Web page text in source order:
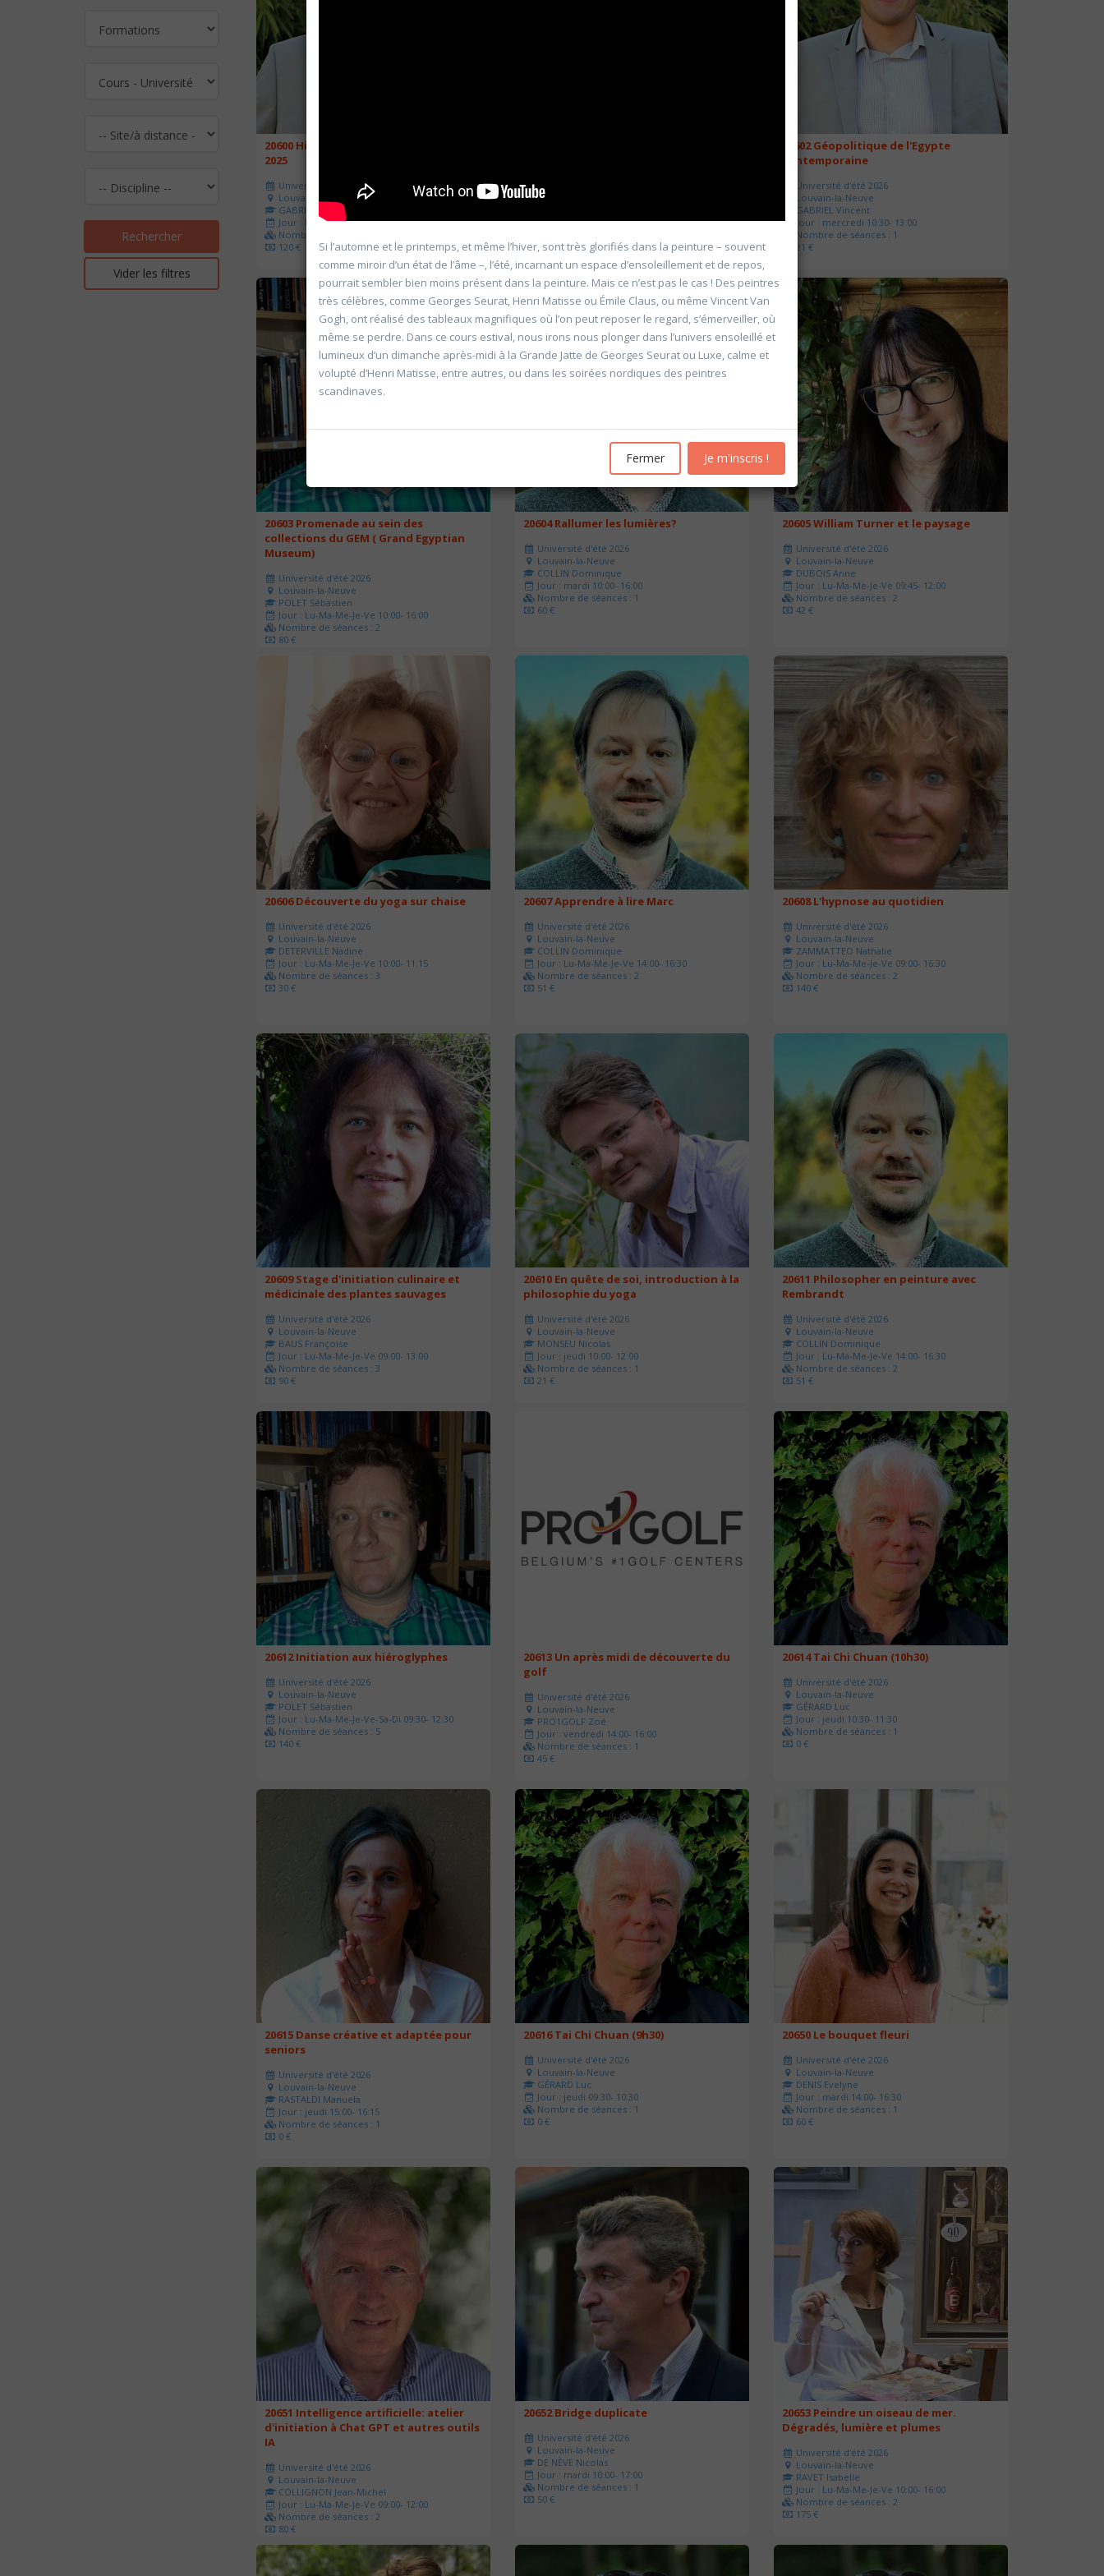
Rechercher
Vider les filtres
20600 Histoire de l'Allemagne de 1871 à
2025
Université d'été 2026
Louvain-la-Neuve
GABRIEL Vincent
Jour : Lu-Ma-Me-Je-Ve 10:30- 13:00
Nombre de séances : 5
120 €
GABRIEL Vincent
Nombre de séances : 5
20602 Géopolitique de l'Egypte
contemporaine
Université d'été 2026
Louvain-la-Neuve
GABRIEL Vincent
Jour : mercredi 10:30- 13:00
Nombre de séances : 1
21 €
20603 Promenade au sein des
collections du GEM ( Grand Egyptian
Museum)
Université d'été 2026
Louvain-la-Neuve
POLET Sébastien
Jour : Lu-Ma-Me-Je-Ve 10:00- 16:00
Nombre de séances : 2
80 €
20604 Rallumer les lumières?
Université d'été 2026
Louvain-la-Neuve
COLLIN Dominique
Jour : mardi 10:00- 16:00
Nombre de séances : 1
60 €
20605 William Turner et le paysage
Université d'été 2026
Louvain-la-Neuve
DUBOIS Anne
Jour : Lu-Ma-Me-Je-Ve 09:45- 12:00
Nombre de séances : 2
42 €
20606 Découverte du yoga sur chaise
Université d'été 2026
Louvain-la-Neuve
DETERVILLE Nadine
Jour : Lu-Ma-Me-Je-Ve 10:00- 11:15
Nombre de séances : 3
30 €
20607 Apprendre à lire Marc
Université d'été 2026
Louvain-la-Neuve
COLLIN Dominique
Jour : Lu-Ma-Me-Je-Ve 14:00- 16:30
Nombre de séances : 2
51 €
20608 L'hypnose au quotidien
Université d'été 2026
Louvain-la-Neuve
ZAMMATTEO Nathalie
Jour : Lu-Ma-Me-Je-Ve 09:00- 16:30
Nombre de séances : 2
140 €
20609 Stage d'initiation culinaire et
médicinale des plantes sauvages
Université d'été 2026
Louvain-la-Neuve
BAUS Françoise
Jour : Lu-Ma-Me-Je-Ve 09:00- 13:00
Nombre de séances : 3
90 €
20610 En quête de soi, introduction à la
philosophie du yoga
Université d'été 2026
Louvain-la-Neuve
MONSEU Nicolas
Jour : jeudi 10:00- 12:00
Nombre de séances : 1
21 €
20611 Philosopher en peinture avec
Rembrandt
Université d'été 2026
Louvain-la-Neuve
COLLIN Dominique
Jour : Lu-Ma-Me-Je-Ve 14:00- 16:30
Nombre de séances : 2
51 €
20612 Initiation aux hiéroglyphes
Université d'été 2026
Louvain-la-Neuve
POLET Sébastien
Jour : Lu-Ma-Me-Je-Ve-Sa-Di 09:30- 12:30
Nombre de séances : 5
140 €
20613 Un après midi de découverte du
golf
Université d'été 2026
Louvain-la-Neuve
PRO1GOLF Zoé
Jour : vendredi 14:00- 16:00
Nombre de séances : 1
45 €
20614 Tai Chi Chuan (10h30)
Université d'été 2026
Louvain-la-Neuve
GÉRARD Luc
Jour : jeudi 10:30- 11:30
Nombre de séances : 1
0 €
20615 Danse créative et adaptée pour
seniors
Université d'été 2026
Louvain-la-Neuve
RASTALDI Manuela
Jour : jeudi 15:00- 16:15
Nombre de séances : 1
0 €
20616 Tai Chi Chuan (9h30)
Université d'été 2026
Louvain-la-Neuve
GÉRARD Luc
Jour : jeudi 09:30- 10:30
Nombre de séances : 1
0 €
20650 Le bouquet fleuri
Université d'été 2026
Louvain-la-Neuve
DENIS Evelyne
Jour : mardi 14:00- 16:30
Nombre de séances : 1
60 €
20651 Intelligence artificielle: atelier
d'initiation à Chat GPT et autres outils
IA
Université d'été 2026
Louvain-la-Neuve
COLLIGNON Jean-Michel
Jour : Lu-Ma-Me-Je-Ve 09:00- 12:00
Nombre de séances : 2
80 €
20652 Bridge duplicate
Université d'été 2026
Louvain-la-Neuve
DE NÈVE Nicolas
Jour : mardi 10:00- 17:00
Nombre de séances : 1
50 €
20653 Peindre un oiseau de mer.
Dégradés, lumière et plumes
Université d'été 2026
Louvain-la-Neuve
RAVET Isabelle
Jour : Lu-Ma-Me-Je-Ve 10:00- 16:00
Nombre de séances : 2
175 €
Si l’automne et le printemps, et même l’hiver, sont très glorifiés dans la peinture – souvent
comme miroir d’un état de l’âme –, l’été, incarnant un espace d’ensoleillement et de repos,
pourrait sembler bien moins présent dans la peinture. Mais ce n’est pas le cas ! Des peintres
très célèbres, comme Georges Seurat, Henri Matisse ou Émile Claus, ou même Vincent Van
Gogh, ont réalisé des tableaux magnifiques où l’on peut reposer le regard, s’émerveiller, où
même se perdre. Dans ce cours estival, nous irons nous plonger dans l’univers ensoleillé et
lumineux d’un dimanche après-midi à la Grande Jatte de Georges Seurat ou Luxe, calme et
volupté d’Henri Matisse, entre autres, ou dans les soirées nordiques des peintres
scandinaves.
Fermer Je m'inscris !